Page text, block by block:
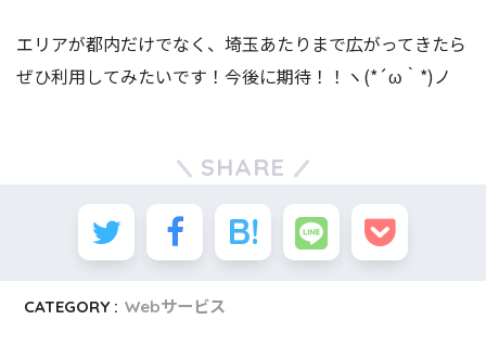
エリアが都内だけでなく、埼玉あたりまで広がってきたら
ぜひ利用してみたいです！今後に期待！！ヽ(*´ω｀*)ノ
SHARE
CATEGORY : Webサービス